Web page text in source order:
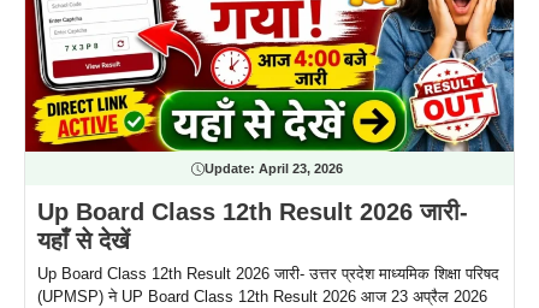
Update: April 23, 2026
Up Board Class 12th Result 2026 जारी-
यहाँ से देखें
Up Board Class 12th Result 2026 जारी- उत्तर प्रदेश माध्यमिक शिक्षा परिषद
(UPMSP) ने UP Board Class 12th Result 2026 आज 23 अप्रैल 2026